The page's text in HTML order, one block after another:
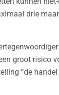
drie
groot risico
“de